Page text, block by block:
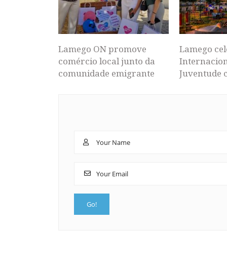
Lamego ON promove
comércio local junto da
comunidade emigrante
Lamego
Juventude